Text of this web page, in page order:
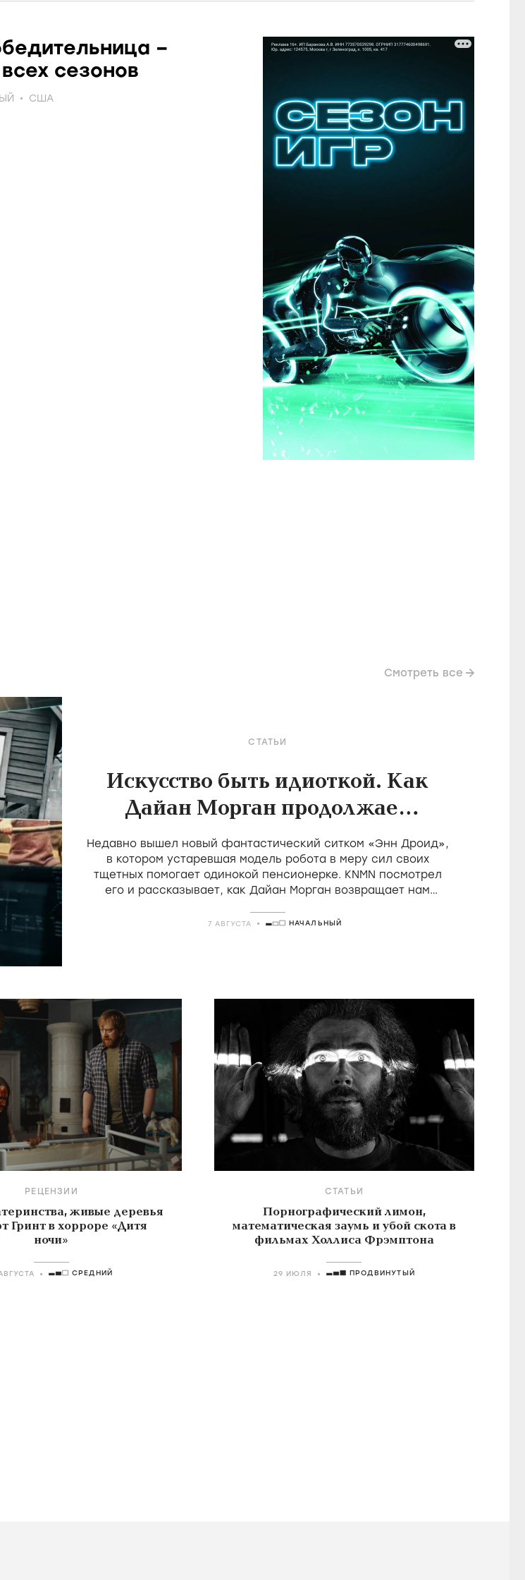
–
сезонов
США
Смотреть все
СТАТЬИ
Искусство быть идиоткой. Как
Дайан Морган продолжает
последнюю великую
традицию британской
комедии
Недавно вышел новый фантастический ситком «Энн Дроид»,
в котором устаревшая модель робота в меру сил своих
тщетных помогает одинокой пенсионерке. KNMN посмотрел
его и рассказывает, как Дайан Морган возвращает нам
7 АВГУСТА НАЧАЛЬНЫЙ
РЕЦЕНЗИИ
живые деревья
Гринт в хорроре «Дитя
ночи»
СРЕДНИЙ
СТАТЬИ
Порнографический лимон,
математическая заумь и убой скота в
фильмах Холлиса Фрэмптона
29 ИЮЛЯ ПРОДВИНУТЫЙ